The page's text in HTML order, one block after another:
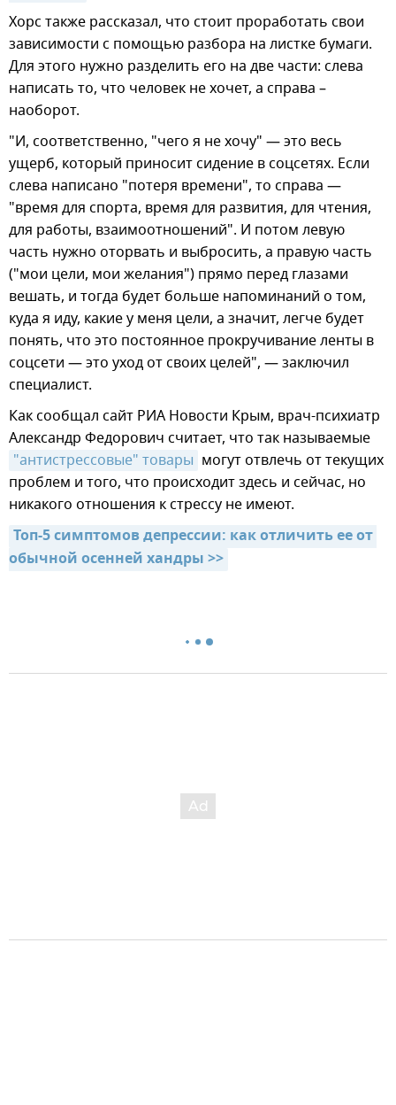
Хорс также рассказал, что стоит проработать свои
зависимости с помощью разбора на листке бумаги.
Для этого нужно разделить его на две части: слева
написать то, что человек не хочет, а справа –
наоборот.
"И, соответственно, "чего я не хочу" — это весь
ущерб, который приносит сидение в соцсетях. Если
слева написано "потеря времени", то справа —
"время для спорта, время для развития, для чтения,
для работы, взаимоотношений". И потом левую
часть нужно оторвать и выбросить, а правую часть
("мои цели, мои желания") прямо перед глазами
вешать, и тогда будет больше напоминаний о том,
куда я иду, какие у меня цели, а значит, легче будет
понять, что это постоянное прокручивание ленты в
соцсети — это уход от своих целей", — заключил
специалист.
Как сообщал сайт РИА Новости Крым, врач-психиатр
Александр Федорович считает, что так называемые
"антистрессовые" товары могут отвлечь от текущих
проблем и того, что происходит здесь и сейчас, но
никакого отношения к стрессу не имеют.
Топ-5 симптомов депрессии: как отличить ее от
обычной осенней хандры >>